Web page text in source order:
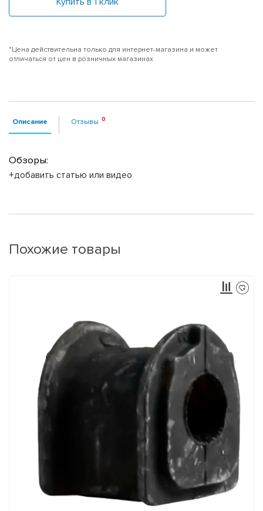
*Цена действительна только для интернет-магазина и может
отличаться от цен в розничных магазинах
Описание Отзывы
Обзоры:
+добавить статью или видео
Похожие товары